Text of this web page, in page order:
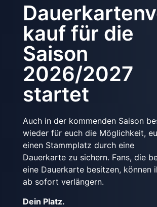
kauf für die
Saison
2026/2027
startet
Auch in der kommenden Saison
wieder für euch die Möglichkeit,
einen Stammplatz durch eine
Dauerkarte zu sichern. Fans, die
eine Dauerkarte besitzen, können
ab sofort verlängern.
Dein Platz.